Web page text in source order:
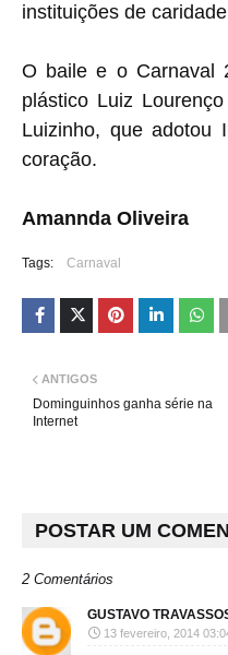
instituições de
O baile e o Carnaval
plástico Luiz
Luizinho, que adotou
coração.
Amannda Oliveira
Tags: Carnaval
ANTIGOS
Dominguinhos ganha série na
Internet
POSTAR UM
2 Comentários
GUSTAVO
13 fevereiro, 2014